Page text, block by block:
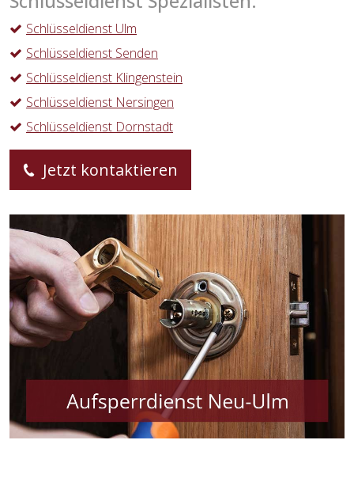
Schlüsseldienst Ulm
Schlüsseldienst Senden
Schlüsseldienst Klingenstein
Schlüsseldienst Nersingen
Schlüsseldienst Dornstadt
Jetzt kontaktieren